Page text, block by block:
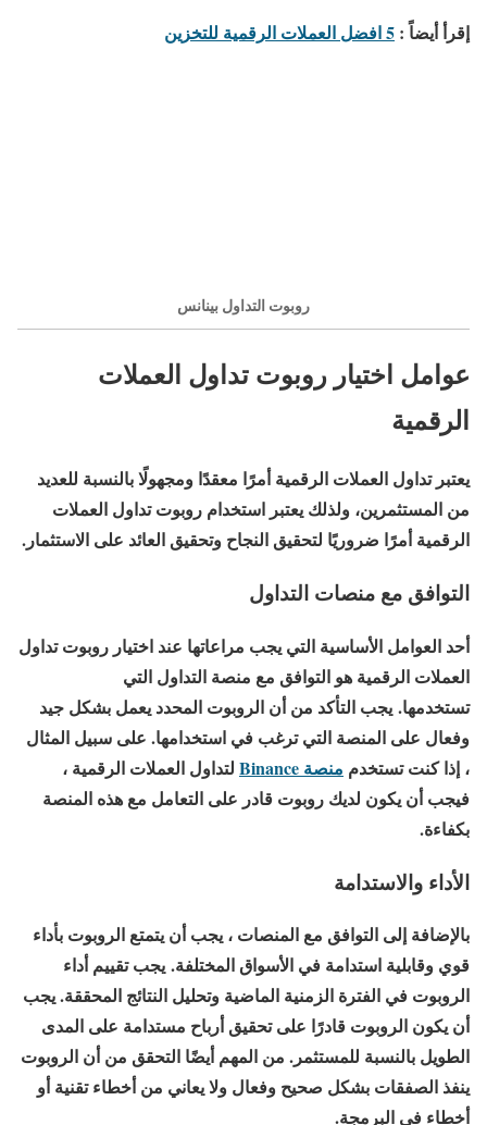
إقرأ أيضاً : 5 افضل العملات الرقمية للتخزين
روبوت التداول بينانس
عوامل اختيار روبوت تداول العملات
الرقمية
يعتبر تداول العملات الرقمية أمرًا معقدًا ومجهولًا بالنسبة للعديد
من المستثمرين، ولذلك يعتبر استخدام روبوت تداول العملات
الرقمية أمرًا ضروريًا لتحقيق النجاح وتحقيق العائد على الاستثمار.
التوافق مع منصات التداول
أحد العوامل الأساسية التي يجب مراعاتها عند اختيار روبوت تداول
العملات الرقمية هو التوافق مع منصة التداول التي
تستخدمها. يجب التأكد من أن الروبوت المحدد يعمل بشكل جيد
وفعال على المنصة التي ترغب في استخدامها. على سبيل المثال
، إذا كنت تستخدم منصة Binance
لتداول العملات الرقمية ،
فيجب أن يكون لديك روبوت قادر على التعامل مع هذه المنصة
بكفاءة.
الأداء والاستدامة
بالإضافة إلى التوافق مع المنصات ، يجب أن يتمتع الروبوت بأداء
قوي وقابلية استدامة في الأسواق المختلفة. يجب تقييم أداء
الروبوت في الفترة الزمنية الماضية وتحليل النتائج المحققة. يجب
أن يكون الروبوت قادرًا على تحقيق أرباح مستدامة على المدى
الطويل بالنسبة للمستثمر. من المهم أيضًا التحقق من أن الروبوت
ينفذ الصفقات بشكل صحيح وفعال ولا يعاني من أخطاء تقنية أو
أخطاء في البرمجة.